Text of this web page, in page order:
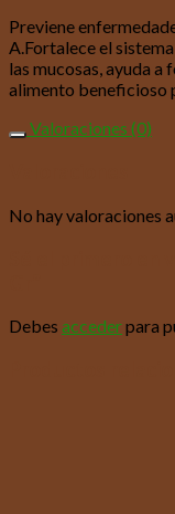
Previene
A.Fortalece el
las mucosas, ayuda a
alimento beneficioso
Valoraciones (0)
No hay valoraciones
Debes accederpara